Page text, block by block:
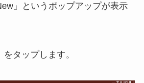
」というポップアップが表示
をタップします。